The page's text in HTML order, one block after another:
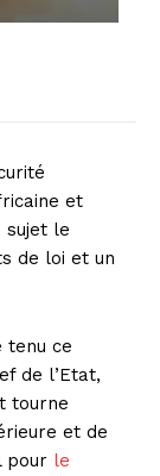
et
sujet le
de loi et un
tenu ce
de l’Etat,
tourne
et de
pour le